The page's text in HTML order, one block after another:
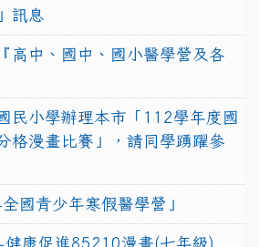
訊息
高中、國中、國小醫學營及各
民小學辦理本市「112學年度國
格漫畫比賽」，請同學踴躍參
國青少年寒假醫學營」
健康促進85210漫畫(七年級)